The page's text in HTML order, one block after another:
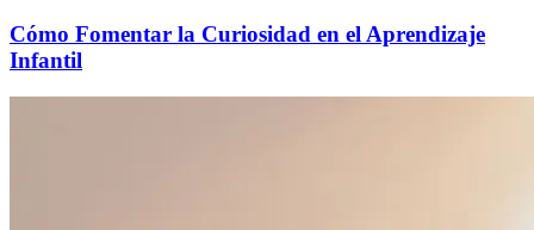
Cómo Fomentar la Curiosidad en el Aprendizaje
Infantil